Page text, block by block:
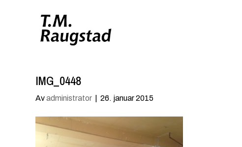
IMG_0448
Avadministrator 26. januar 2015